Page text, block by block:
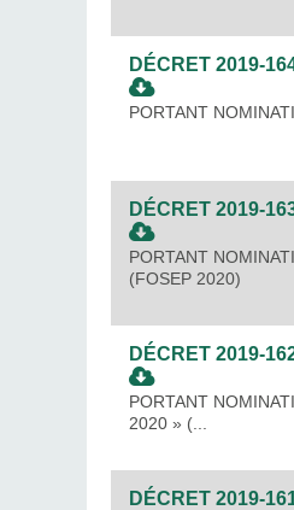
DÉCRET 2019-
PORTANT
DÉCRET 2019-
PORTANT
(FOSEP 2020)
DÉCRET 2019-
PORTANT
2020 » (...
DÉCRET 2019-